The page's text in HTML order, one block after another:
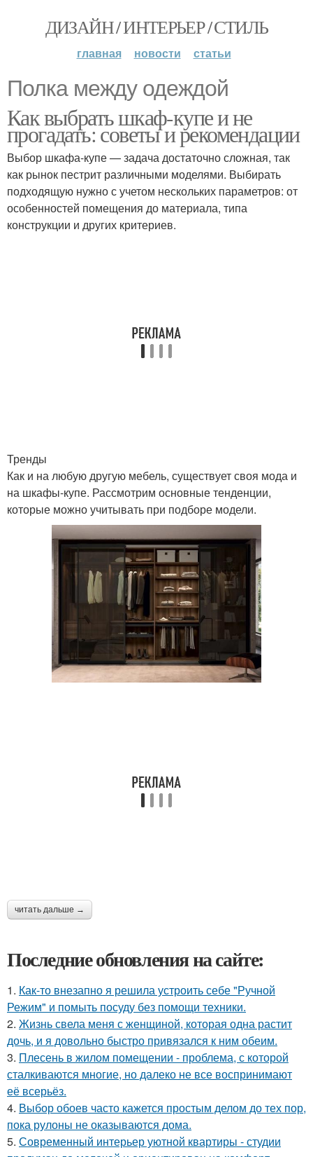
ДИЗАЙН / ИНТЕРЬЕР / СТИЛЬ
главная новости статьи
Полка между одеждой
Как выбрать шкаф-купе и не
прогадать: советы и рекомендации
Выбор шкафа-купе — задача достаточно сложная, так
как рынок пестрит различными моделями. Выбирать
подходящую нужно с учетом нескольких параметров: от
особенностей помещения до материала, типа
конструкции и других критериев.
Тренды
Как и на любую другую мебель, существует своя мода и
на шкафы-купе. Рассмотрим основные тенденции,
которые можно учитывать при подборе модели.
читать дальше →
Последние обновления на сайте:
1. Как-то внезапно я решила устроить себе "Ручной
Режим" и помыть посуду без помощи техники.
2. Жизнь свела меня с женщиной, которая одна растит
дочь, и я довольно быстро привязался к ним обеим.
3. Плесень в жилом помещении - проблема, с которой
сталкиваются многие, но далеко не все воспринимают
её всерьёз.
4. Выбор обоев часто кажется простым делом до тех пор,
пока рулоны не оказываются дома.
5. Современный интерьер уютной квартиры - студии